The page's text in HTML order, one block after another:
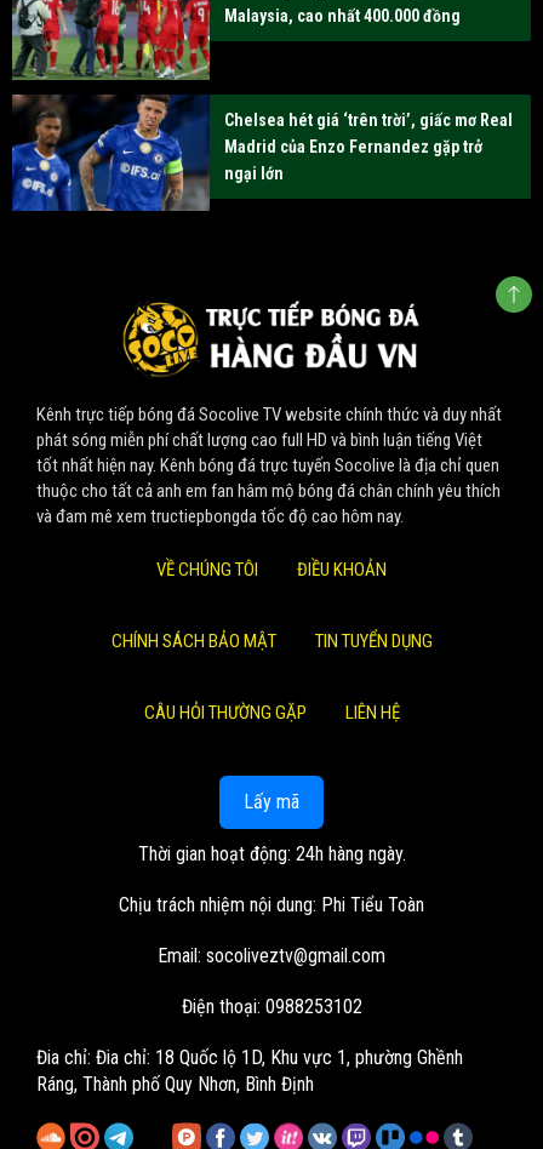
Malaysia, cao nhất 400.000 đồng
Chelsea hét giá ‘trên trời’, giấc mơ Real
Madrid của Enzo Fernandez gặp trở
ngại lớn
Kênh trực tiếp bóng đá Socolive TV website chính thức và duy nhất
phát sóng miễn phí chất lượng cao full HD và bình luận tiếng Việt
tốt nhất hiện nay. Kênh bóng đá trực tuyến Socolive là địa chỉ quen
thuộc cho tất cả anh em fan hâm mộ bóng đá chân chính yêu thích
và đam mê xem tructiepbongda tốc độ cao hôm nay.
VỀ CHÚNG TÔI ĐIỀU KHOẢN
CHÍNH SÁCH BẢO MẬT TIN TUYỂN DỤNG
CÂU HỎI THƯỜNG GẶP LIÊN HỆ
Lấy mã
Thời gian hoạt động: 24h hàng ngày.
Chịu trách nhiệm nội dung: Phi Tiểu Toàn
Email: socoliveztv@gmail.com
Điện thoại: 0988253102
Đia chỉ: Đia chỉ: 18 Quốc lộ 1D, Khu vực 1, phường Ghềnh
Ráng, Thành phố Quy Nhơn, Bình Định